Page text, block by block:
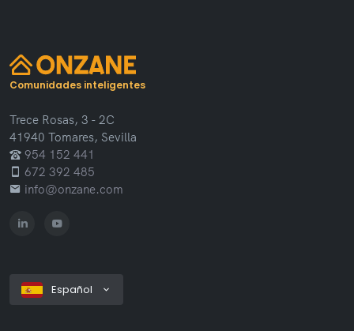
Comunidades inteligentes
Trece Rosas, 3 - 2C
41940 Tomares, Sevilla
954 152 441
672 392 485
info@onzane.com
Español